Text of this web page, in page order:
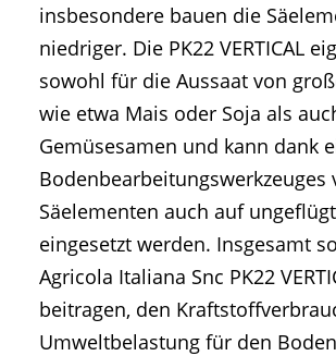
insbesondere bauen die
niedriger. Die PK22 VERTICAL
sowohl für die Aussaat von
wie etwa Mais oder Soja als
Gemüsesamen und kann dank
Bodenbearbeitungswerkzeuges
Säelementen auch auf
eingesetzt werden. Insgesamt
Agricola Italiana Snc PK22
beitragen, den
Umweltbelastung für den